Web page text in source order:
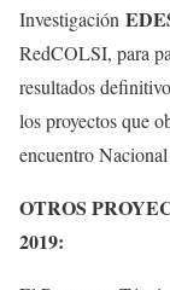
Investigación
RedCOLSI, para
resultados
los proyectos que
encuentro
OTROS
2019: